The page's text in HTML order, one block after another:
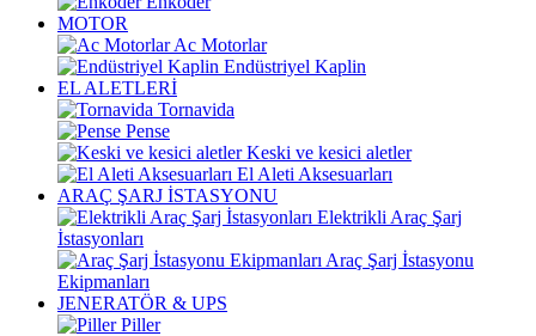
MOTOR
Ac Motorlar
Endüstriyel Kaplin
EL ALETLERİ
Tornavida
Pense
Keski ve kesici aletler
El Aleti Aksesuarları
ARAÇ ŞARJ İSTASYONU
Elektrikli Araç Şarj
İstasyonları
Araç Şarj İstasyonu
Ekipmanları
JENERATÖR & UPS
Piller